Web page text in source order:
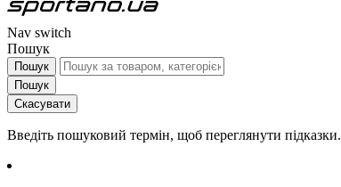
Nav switch
Пошук
Пошук
Пошук
Скасувати
Введіть пошуковий термін, щоб переглянути підказки.